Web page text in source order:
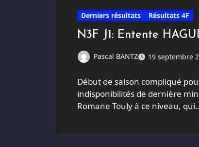
Derniers résultats Résultats 4F
N3F J1: Entente
Pascal BANTZ 19 septembre
Début de saison compliqué
indisponibilités de dernière
Romane Touly à ce niveau,